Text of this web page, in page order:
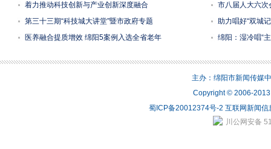
着力推动科技创新与产业创新深度融合
市八届人大六次
第三十三期“科技城大讲堂”暨市政府专题
助力唱好“双城
医养融合提质增效 绵阳5案例入选全省老年
绵阳：湿冷唱“
主办：绵阳市新闻传媒
Copyright © 2006-
蜀ICP备20012374号-2 互联网新闻
川公网安备